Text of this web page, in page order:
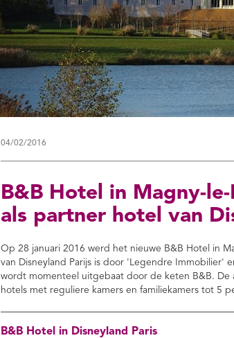
04/02/2016
B&B Hotel in Magny-
als partner hotel van
Op 28 januari 2016 werd het nieuwe B&B Hotel in
van Disneyland Parijs is door 'Legendre Immobilier'
wordt momenteel uitgebaat door de keten B&B.
hotels met reguliere kamers en familiekamers tot 5
B&B Hotel in Disneyland Paris